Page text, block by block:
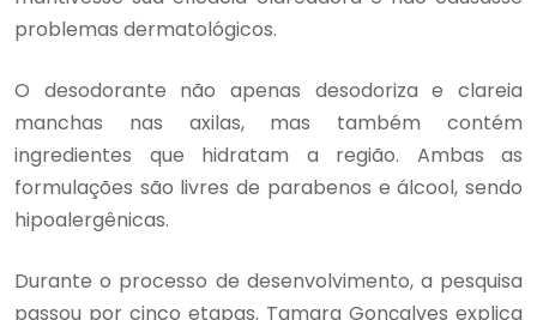
problemas dermatológicos.
O desodorante não apenas desodoriza e clareia
manchas nas axilas, mas também contém
ingredientes que hidratam a região. Ambas as
formulações são livres de parabenos e álcool, sendo
hipoalergênicas.
Durante o processo de desenvolvimento, a pesquisa
passou por cinco etapas. Tamara Gonçalves explica